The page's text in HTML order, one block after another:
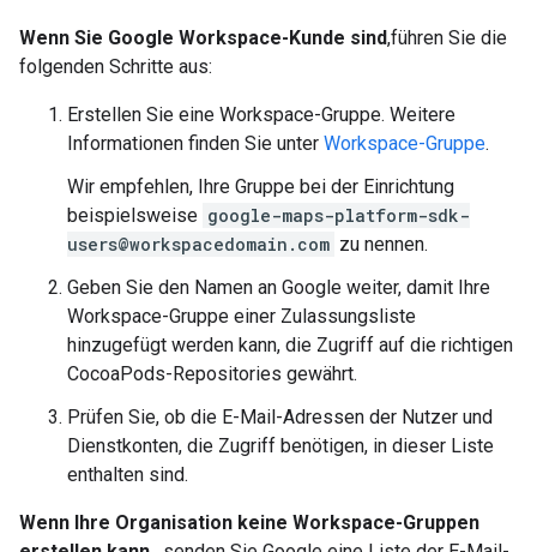
Wenn Sie Google Workspace-Kunde sind,führen Sie die
folgenden Schritte aus:
Erstellen Sie eine Workspace-Gruppe. Weitere
Informationen finden Sie unter Workspace-Gruppe.
Wir empfehlen, Ihre Gruppe bei der Einrichtung
beispielsweise google-maps-platform-sdk-
users@workspacedomain.com zu nennen.
Geben Sie den Namen an Google weiter, damit Ihre
Workspace-Gruppe einer Zulassungsliste
hinzugefügt werden kann, die Zugriff auf die richtigen
CocoaPods-Repositories gewährt.
Prüfen Sie, ob die E-Mail-Adressen der Nutzer und
Dienstkonten, die Zugriff benötigen, in dieser Liste
enthalten sind.
Wenn Ihre Organisation keine Workspace-Gruppen